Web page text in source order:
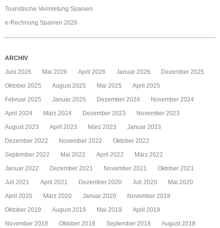
Touristische Vermietung Spanien
e-Rechnung Spanien 2026
ARCHIV
Juni 2026
Mai 2026 April 2026 Januar 2026
Dezember 2025
Oktober 2025
August 2025 Mai 2025
April 2025
Februar 2025
Januar 2025 Dezember 2024
November 2024
April 2024
März 2024 Dezember 2023
November 2023
August 2023
April 2023 März 2023
Januar 2023
Dezember 2022
November 2022
Oktober 2022
September 2022
Mai 2022 April 2022
März 2022
Januar 2022
Dezember 2021 November 2021
Oktober 2021
Juli 2021
April 2021 Dezember 2020 Juli 2020
Mai 2020
April 2020
März 2020 Januar 2020
November 2019
Oktober 2019
August 2019 Mai 2019
April 2019
November 2018
Oktober 2018 September 2018
August 2018